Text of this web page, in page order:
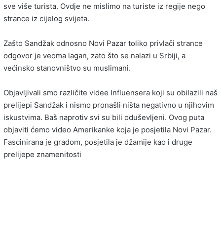
sve više turista. Ovdje ne mislimo na turiste iz regije nego
strance iz cijelog svijeta.
Zašto Sandžak odnosno Novi Pazar toliko privlači strance
odgovor je veoma lagan, zato što se nalazi u Srbiji, a
većinsko stanovništvo su muslimani.
Objavljivali smo različite videe Influensera koji su obilazili naš
prelijepi Sandžak i nismo pronašli ništa negativno u njihovim
iskustvima. Baš naprotiv svi su bili oduševljeni. Ovog puta
objaviti ćemo video Amerikanke koja je posjetila Novi Pazar.
Fascinirana je gradom, posjetila je džamije kao i druge
prelijepe znamenitosti